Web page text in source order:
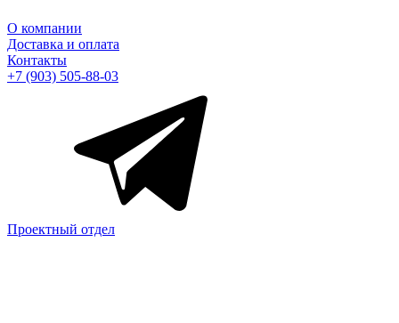
О компании
Доставка и оплата
Контакты
+7 (903) 505-88-03
Проектный отдел